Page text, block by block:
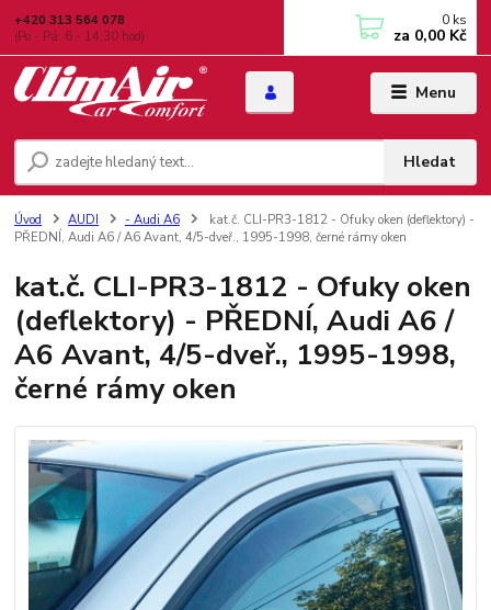
Menu
Hledat
+420 313 564 078
(Po - Pá: 6 - 14:30 hod)
0 ks
za 0,00 Kč
Úvod AUDI - Audi A6
kat.č. CLI-PR3-1812 - Ofuky oken (deflektory) -
PŘEDNÍ, Audi A6 / A6 Avant, 4/5-dveř., 1995-1998, černé rámy oken
kat.č. CLI-PR3-1812 - Ofuky oken
(deflektory) - PŘEDNÍ, Audi A6 /
A6 Avant, 4/5-dveř., 1995-1998,
černé rámy oken